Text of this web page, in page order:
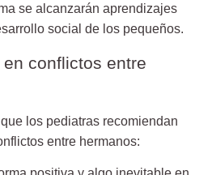
se alcanzarán aprendizajes
social de los pequeños.
conflictos entre
los pediatras recomiendan
entre hermanos: